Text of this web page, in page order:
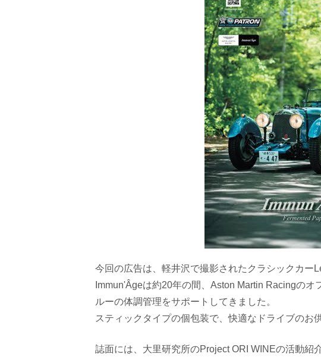
今回の広告は、軽井沢で撮影されたクラシックカー
Immun'Âgeは約20年の間、 Aston Martin Racingのオ
ルーの体調管理をサポートしてきました。
スティックタイプの個包装で、快適なドライブのお
誌面には、大里研究所のProject ORI WINEの活動紹